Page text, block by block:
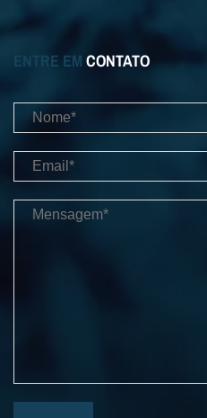
ENTRE EM CONTATO